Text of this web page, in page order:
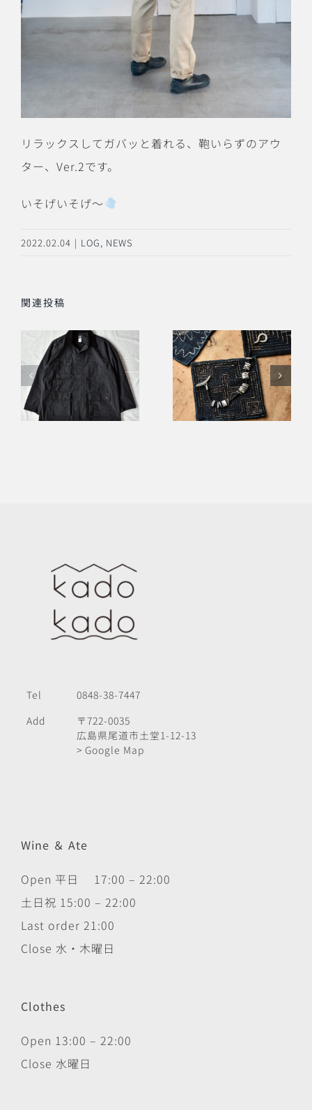
リラックスしてガバッと着れる、鞄いらずのアウ
ター、 Ver.2です。
いそげいそげ〜
2022.02.04 | LOG, NEWS
関連投稿
Tel
0848-38-7447
Add
〒722-0035
広島県尾道市土堂1-12-13
> Google Map
Wine ＆ Ate
Open 平日 17:00 – 22:00
土日祝 15:00 – 22:00
Last order 21:00
Close 水・木曜日
Clothes
Open 13:00 – 22:00
Close 水曜日